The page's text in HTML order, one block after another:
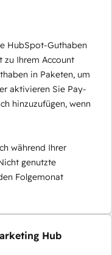
HubSpot-Guthaben
zu Ihrem Account
in Paketen, um
aktivieren Sie Pay-
hinzuzufügen, wenn
während Ihrer
genutzte
Folgemonat
Hub